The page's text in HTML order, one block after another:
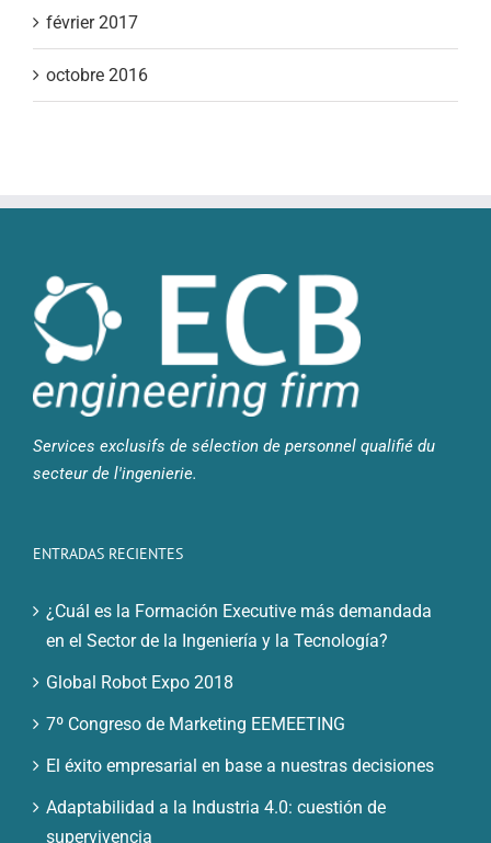
février 2017
octobre 2016
Services exclusifs de sélection de personnel qualifié du
secteur de l'ingenierie.
ENTRADAS RECIENTES
¿Cuál es la Formación Executive más demandada
en el Sector de la Ingeniería y la Tecnología?
Global Robot Expo 2018
7º Congreso de Marketing EEMEETING
El éxito empresarial en base a nuestras decisiones
Adaptabilidad a la Industria 4.0: cuestión de
supervivencia